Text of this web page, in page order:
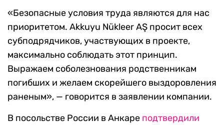
«Безопасные условия труда являются для нас
приоритетом. Akkuyu Nükleer AŞ просит всех
субподрядчиков, участвующих в проекте,
максимально соблюдать этот принцип.
Выражаем соболезнования родственникам
погибших и желаем скорейшего выздоровления
раненым», — говорится в заявлении компании.
В посольстве России в Анкаре подтвердили